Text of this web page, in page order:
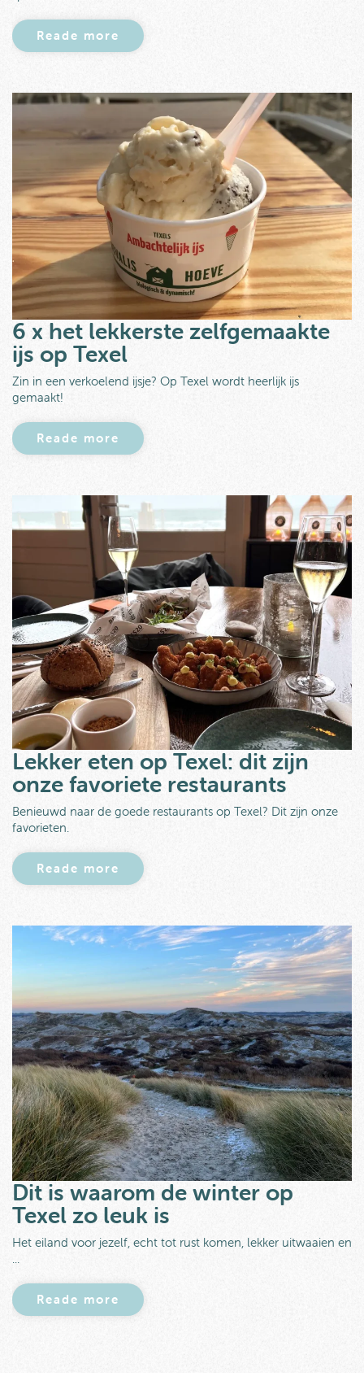
Reade more
6 x het lekkerste zelfgemaakte
ijs op Texel
Zin in een verkoelend ijsje? Op Texel wordt heerlijk ijs
gemaakt!
Reade more
Lekker eten op Texel: dit zijn
onze favoriete restaurants
Benieuwd naar de goede restaurants op Texel? Dit zijn onze
favorieten.
Reade more
Dit is waarom de winter op
Texel zo leuk is
Het eiland voor jezelf, echt tot rust komen, lekker uitwaaien en
...
Reade more